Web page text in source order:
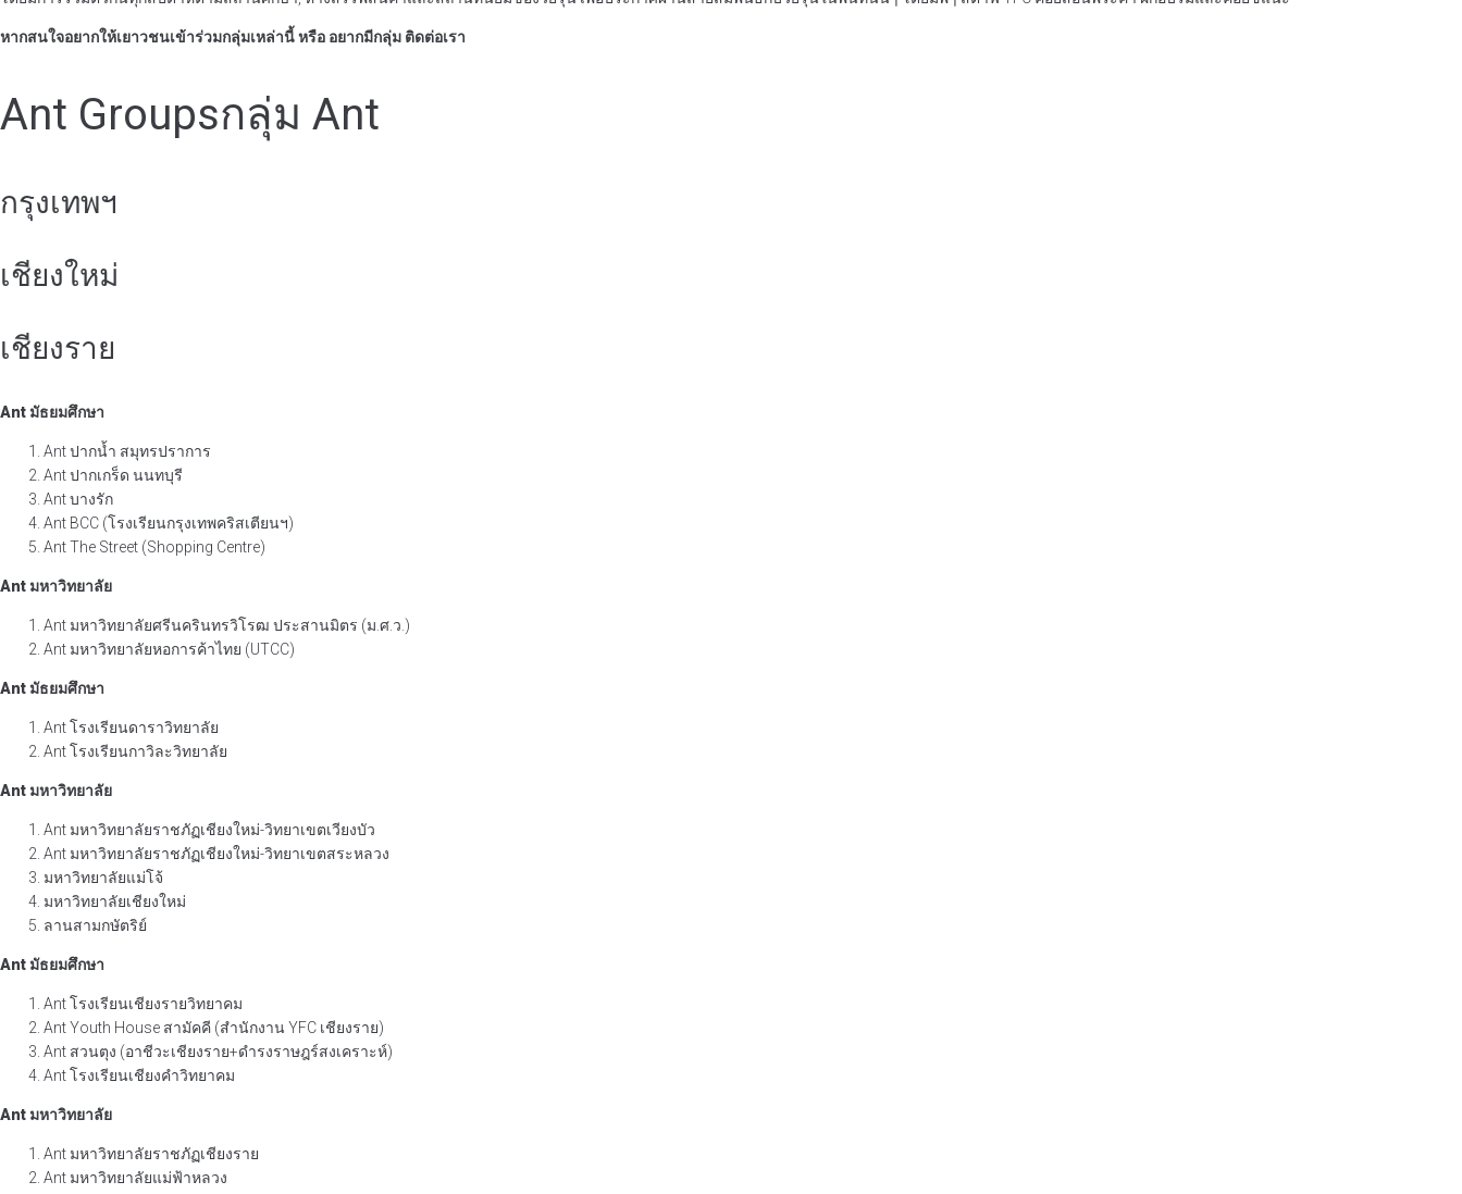
หากสนใจอยากให้เยาวชนเข้าร่วมกลุ่มเหล่านี้ หรือ อยากมีกลุ่ม ติดต่อเรา
Ant Groupsกลุ่ม Ant
กรุงเทพฯ
เชียงใหม่
เชียงราย
Ant มัธยมศึกษา
Ant ปากน้ำ สมุทรปราการ
Ant ปากเกร็ด นนทบุรี
Ant บางรัก
Ant BCC (โรงเรียนกรุงเทพคริสเตียนฯ)
Ant The Street (Shopping Centre)
Ant มหาวิทยาลัย
Ant มหาวิทยาลัยศรีนครินทรวิโรฒ ประสานมิตร (ม.ศ.ว.)
Ant มหาวิทยาลัยหอการค้าไทย (UTCC)
Ant มัธยมศึกษา
Ant โรงเรียนดาราวิทยาลัย
Ant โรงเรียนกาวิละวิทยาลัย
Ant มหาวิทยาลัย
Ant มหาวิทยาลัยราชภัฏเชียงใหม่-วิทยาเขตเวียงบัว
Ant มหาวิทยาลัยราชภัฏเชียงใหม่-วิทยาเขตสระหลวง
มหาวิทยาลัยแม่โจ้
มหาวิทยาลัยเชียงใหม่
ลานสามกษัตริย์
Ant มัธยมศึกษา
Ant โรงเรียนเชียงรายวิทยาคม
Ant Youth House สามัคคี (สำนักงาน YFC เชียงราย)
Ant สวนตุง (อาชีวะเชียงราย+ดำรงราษฎร์สงเคราะห์)
Ant โรงเรียนเชียงคำวิทยาคม
Ant มหาวิทยาลัย
Ant มหาวิทยาลัยราชภัฏเชียงราย
Ant มหาวิทยาลัยแม่ฟ้าหลวง